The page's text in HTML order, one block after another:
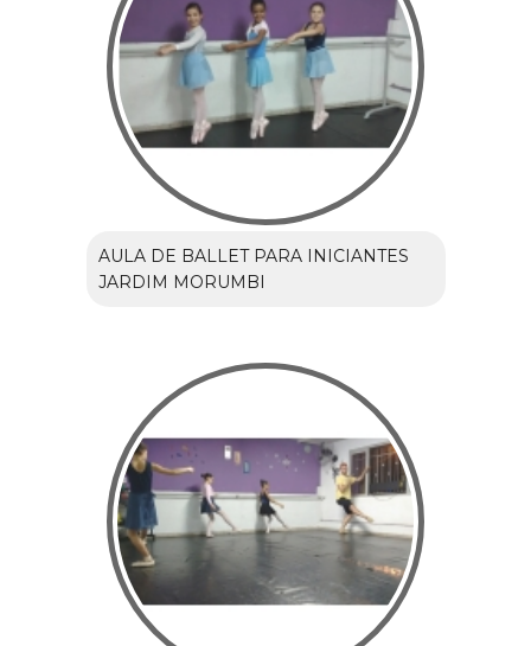
AULA DE BALLET PARA INICIANTES
JARDIM MORUMBI